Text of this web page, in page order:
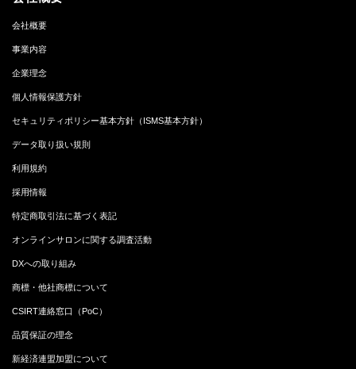
会社概要
事業内容
企業理念
個人情報保護方針
セキュリティポリシー基本方針（ISMS基本方針）
データ取り扱い規則
利用規約
採用情報
特定商取引法に基づく表記
オンラインサロンに関する調査活動
DXへの取り組み
商標・他社商標について
CSIRT連絡窓口（PoC）
品質保証の理念
新経済連盟加盟について